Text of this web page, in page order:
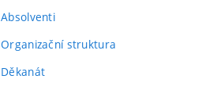
Absolventi
Organizační struktura
Děkanát